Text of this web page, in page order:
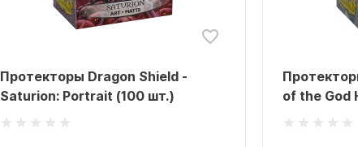
Протекторы Dragon Shield -
Saturion: Portrait (100 шт.)
of the God